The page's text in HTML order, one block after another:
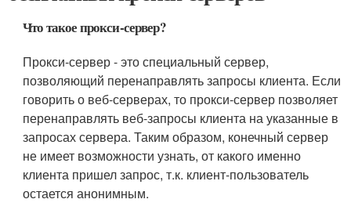
Что такое прокси-сервер?
Прокси-сервер - это специальный сервер,
позволяющий перенаправлять запросы клиента. Если
говорить о веб-серверах, то прокси-сервер позволяет
перенаправлять веб-запросы клиента на указанные в
запросах сервера. Таким образом, конечный сервер
не имеет возможности узнать, от какого именно
клиента пришел запрос, т.к. клиент-пользователь
остается анонимным.